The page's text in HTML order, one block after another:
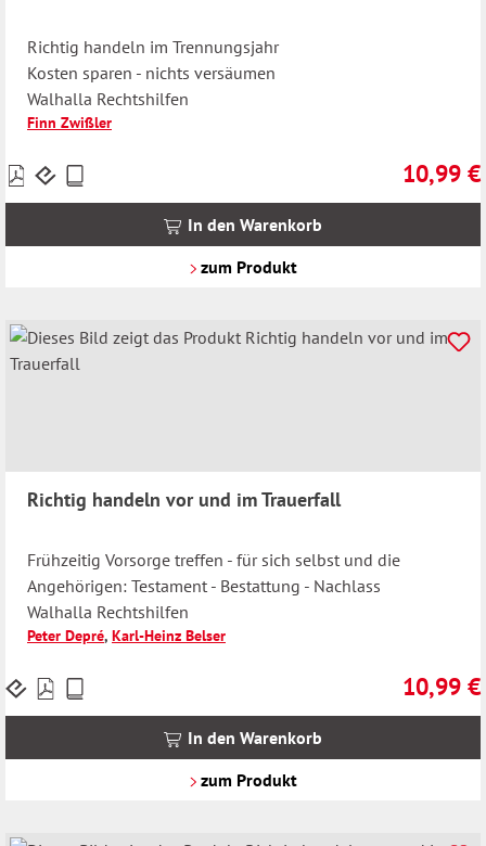
Richtig handeln im Trennungsjahr
Kosten sparen - nichts versäumen
Walhalla Rechtshilfen
Finn Zwißler
10,99 €
Preise
inkl.
In den Warenkorb
zum Produkt
Richtig handeln vor und im Trauerfall
Frühzeitig Vorsorge treffen - für sich selbst und die
Angehörigen: Testament - Bestattung - Nachlass
Walhalla Rechtshilfen
Peter Depré, Karl-Heinz Belser
10,99 €
Preise
In den Warenkorb
zum Produkt